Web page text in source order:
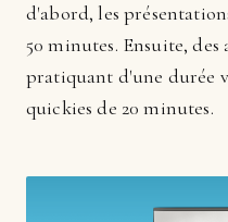
d'abord, les
50 minutes. Ensuite,
pratiquant d'une durée
quickies de 20 minutes.